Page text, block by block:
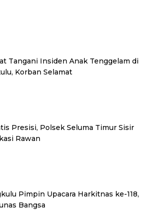
Tangani Insiden Anak Tenggelam di
Korban Selamat
Presisi, Polsek Seluma Timur Sisir
Rawan
Pimpin Upacara Harkitnas ke-118,
Bangsa